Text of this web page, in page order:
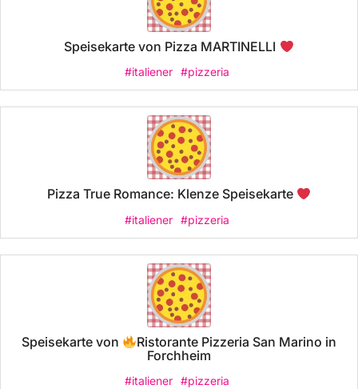
Speisekarte von Pizza MARTINELLI
#italiener #pizzeria
Pizza True Romance: Klenze Speisekarte
#italiener #pizzeria
Speisekarte von
Ristorante Pizzeria San Marino in
Forchheim
#italiener #pizzeria